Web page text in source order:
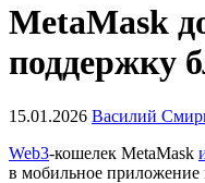
MetaMask
поддержку
15.01.2026 Василий
Web3-кошелек MetaMask
в мобильное приложение